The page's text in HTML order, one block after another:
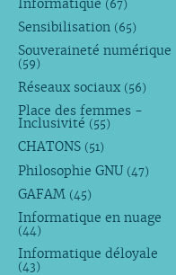
Informatique (67)
Sensibilisation (65)
Souveraineté numérique
(59)
Réseaux sociaux (56)
Place des femmes -
Inclusivité (55)
CHATONS (51)
Philosophie GNU (47)
GAFAM (45)
Informatique en nuage
(44)
Informatique déloyale
(43)